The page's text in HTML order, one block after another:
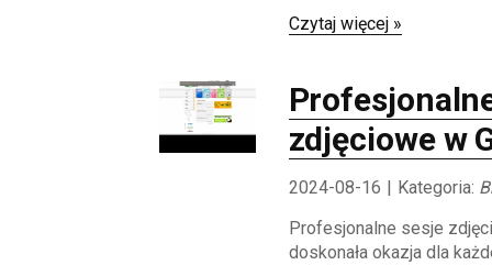
Czytaj więcej »
zdjęciowe w
2024-08-16 | Kategoria:
Profesjonalne sesje
doskonała okazja dla